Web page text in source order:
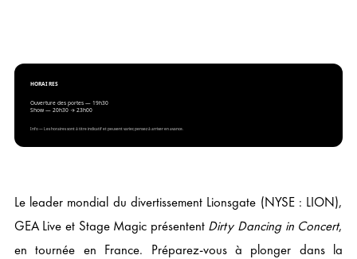
HORAIRES
Ouverture des portes — 19h30
Show — 20h30 → 23h00
Info — Les horaires sont à titre indicatif et peuvent varier, pensez à arriver en avance.
Le leader mondial du divertissement Lionsgate (NYSE : LION),
GEA Live et Stage Magic présentent Dirty Dancing in Concert,
en tournée en France. Préparez-vous à plonger dans la